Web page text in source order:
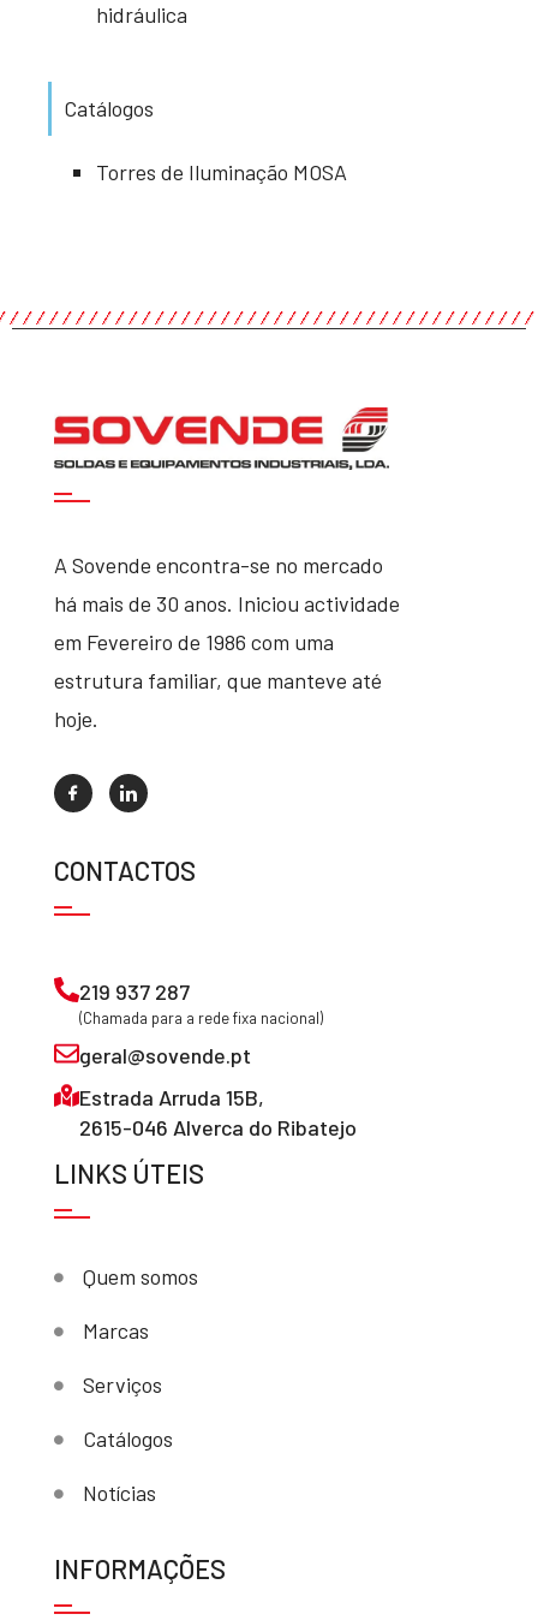
hidráulica
Catálogos
Torres de Iluminação MOSA
A Sovende encontra-se no mercado
há mais de 30 anos. Iniciou actividade
em Fevereiro de 1986 com uma
estrutura familiar, que manteve até
hoje.
CONTACTOS
219 937 287
(Chamada para a rede fixa nacional)
geral@sovende.pt
Estrada Arruda 15B,
2615-046 Alverca do Ribatejo
LINKS ÚTEIS
Quem somos
Marcas
Serviços
Catálogos
Notícias
INFORMAÇÕES